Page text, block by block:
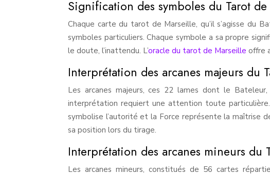
Signification des symboles du Tarot
Chaque carte du tarot de Marseille, qu’il s’agisse du
symboles particuliers. Chaque symbole a sa propre
le doute, l’inattendu. L’oracle du tarot de Marseille offre
Interprétation des arcanes majeurs du
Les arcanes majeurs, ces 22 lames dont le
interprétation requiert une attention toute particulière.
symbolise l’autorité et la Force représente la maîtrise
sa position lors du tirage.
Interprétation des arcanes mineurs du
Les arcanes mineurs, constitués de 56 cartes